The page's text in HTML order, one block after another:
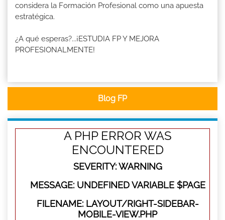
considera la Formación Profesional como una apuesta
estratégica.
¿A qué esperas?...¡ESTUDIA FP Y MEJORA
PROFESIONALMENTE!
Blog FP
A PHP ERROR WAS
ENCOUNTERED
SEVERITY: WARNING
MESSAGE: UNDEFINED VARIABLE $PAGE
FILENAME: LAYOUT/RIGHT-SIDEBAR-
MOBILE-VIEW.PHP